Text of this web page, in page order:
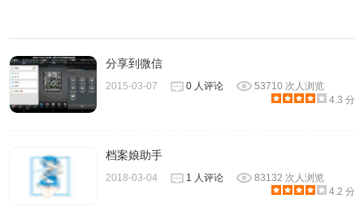
分享到微信
2015-03-07 0 人评论
53710 次人浏览
4.3 分
档案娘助手
2018-03-04 1 人评论
83132 次人浏览
4.2 分